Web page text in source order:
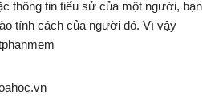
thông tin tiểu sử của một người, bạn
tính cách của người đó. Vì vậy